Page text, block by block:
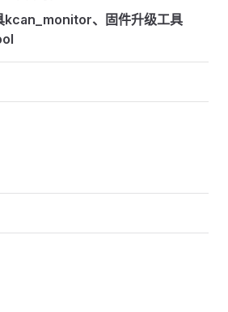
kcan_monitor、固件升级工具